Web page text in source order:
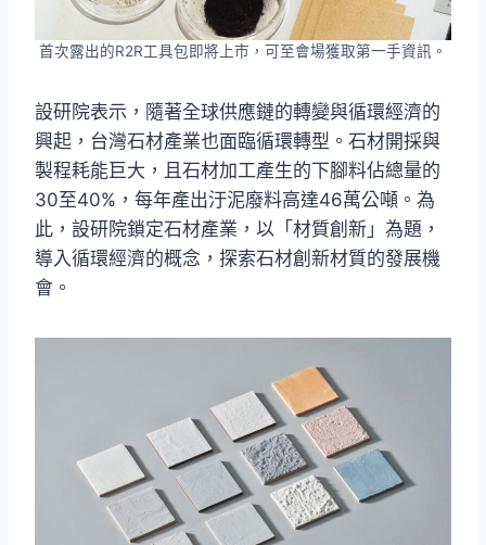
首次露出的R2R工具包即將上市，可至會場獲取第一手資訊。
設研院表示，隨著全球供應鏈的轉變與循環經濟的
興起，台灣石材產業也面臨循環轉型。石材開採與
製程耗能巨大，且石材加工產生的下腳料佔總量的
30至40%，每年產出汙泥廢料高達46萬公噸。為
此，設研院鎖定石材產業，以「材質創新」為題，
導入循環經濟的概念，探索石材創新材質的發展機
會。